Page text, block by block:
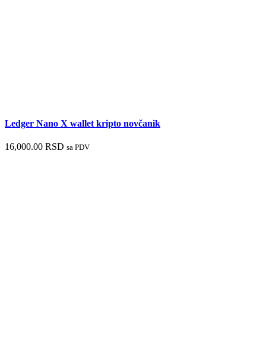
Ledger Nano X wallet kripto novčanik
16,000.00 RSD sa PDV